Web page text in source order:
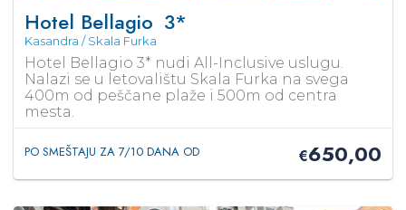
Hotel Bellagio 3*
Kasandra / Skala Furka
Hotel Bellagio 3* nudi All-Inclusive uslugu.
Nalazi se u letovalištu Skala Furka na svega
400m od peščane plaže i 500m od centra
mesta.
PO SMEŠTAJU ZA 7/10 DANA OD €650,00